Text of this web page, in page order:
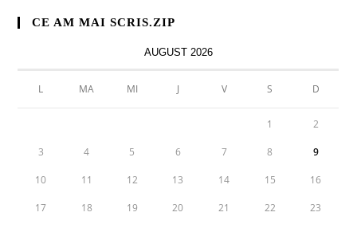
CE AM MAI SCRIS.ZIP
AUGUST 2026
L MA MI J V S D
1 2
3 4 5 6 7 8 9
10 11 12 13 14 15 16
17 18 19 20 21 22 23